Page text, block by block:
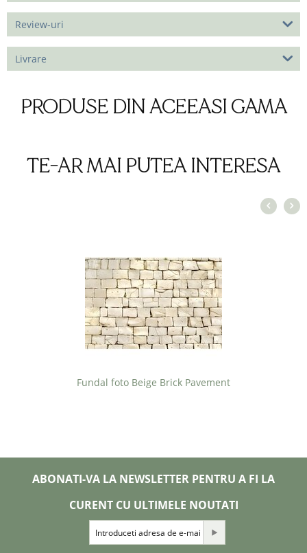
Review-uri
Livrare
PRODUSE DIN ACEEASI GAMA
TE-AR MAI PUTEA INTERESA
Fundal foto Beige Brick Pavement
ABONATI-VA LA NEWSLETTER PENTRU A FI LA
CURENT CU ULTIMELE NOUTATI